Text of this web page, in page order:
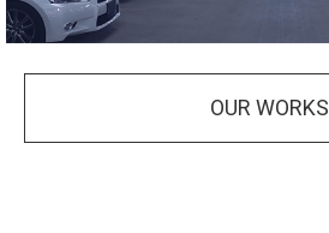
OUR WORKS